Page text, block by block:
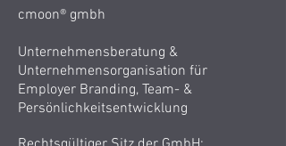
sie anhand Ihres eigenen
Persönlichkeitsprofils anzuwenden. Vor
Erpressung, Nötigung und Manipulation
lernen sie in diesem Training, sowie toxische
Verhaltensbilder ihres Umfeldes zu lesen.
—>> professionell begleitet von DBT-
cmoon® gmbh
Unternehmensberatung &
Unternehmensorganisation für
Employer Branding, Team- &
Persönlichkeitsentwicklung